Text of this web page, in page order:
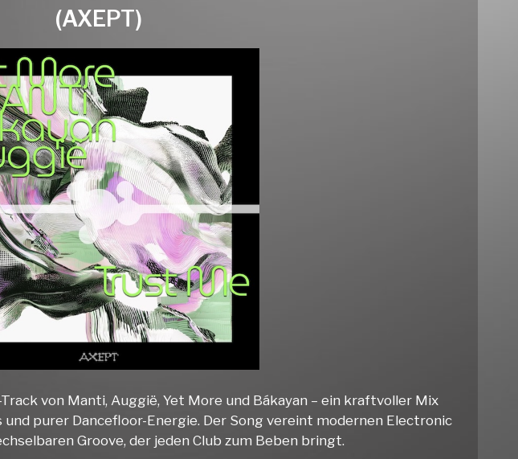
(AXEPT)
von Manti, Auggië, Yet More und Bákayan – ein kraftvoller Mix
purer Dancefloor-Energie. Der Song vereint modernen Electronic
Groove, der jeden Club zum Beben bringt.